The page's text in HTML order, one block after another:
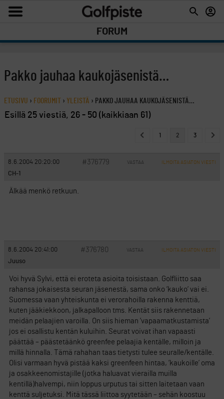
FORUM
Pakko jauhaa kaukojäsenistä…
ETUSIVU › FOORUMIT › YLEISTÄ › PAKKO JAUHAA KAUKOJÄSENISTÄ…
Esillä 25 viestiä, 26 - 50 (kaikkiaan 61)
1 2 3
8.6.2004 20:20:00 #376779 VASTAA ILMOITA ASIATON VIESTI
CH-1
Älkää menkö retkuun.
8.6.2004 20:41:00 #376780 VASTAA ILMOITA ASIATON VIESTI
Juuso
Voi hyvä Sylvi, että ei eroteta asioita toisistaan. Golfliitto saa
rahansa jokaisesta seuran jäsenestä, sama onko ’kauko’ vai ei.
Suomessa vaan yhteiskunta ei verorahoilla rakenna kenttiä,
kuten jääkiekkoon, jalkapalloon tms. Kentät siis rakennetaan
meidän pelaajien varoilla. On siis hieman ’vapaamatkustamista’
jos ei osallistu kentän kuluihin. Seurat voivat ihan vapaasti
päättää – päästetäänkö greenfee pelaajia kentälle, milloin ja
millä hinnalla. Tämä rahahan taas tietysti tulee seuralle/kentälle.
Olisi varmaan hyvä pistää kaksi greenfeen hintaa, ’kaukoille’ oma
ja osakkeenomistajille (jotka haluavat vierailla muilla
kentillä)halvempi, niin loppus urputus tai sitten laitetaan vaan
kenttä suljetuksi. Mitä tässä liittoa syytetään – sehän koostuu